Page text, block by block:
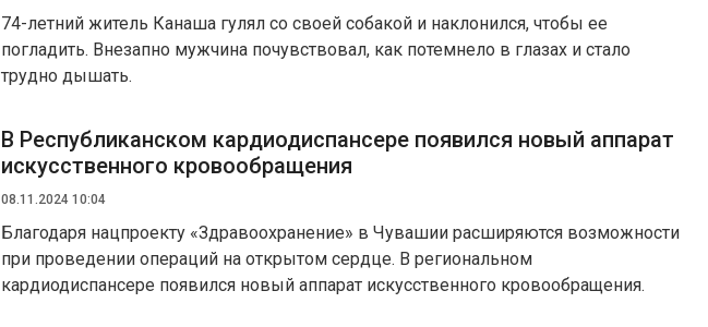
74-летний житель Канаша гулял со своей собакой и наклонился, чтобы ее
погладить. Внезапно мужчина почувствовал, как потемнело в глазах и стало
трудно дышать.
В Республиканском кардиодиспансере появился новый аппарат
искусственного кровообращения
08.11.2024 10:04
Благодаря нацпроекту «Здравоохранение» в Чувашии расширяются возможности
при проведении операций на открытом сердце. В региональном
кардиодиспансере появился новый аппарат искусственного кровообращения.